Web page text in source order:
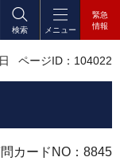
検索
メニュー
緊急
情報
ページID：104022
カードNO：8845